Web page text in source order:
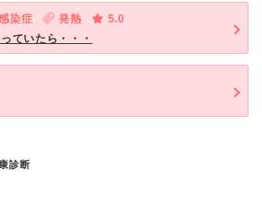
染症 発熱
5.0
ていたら・・・
診断